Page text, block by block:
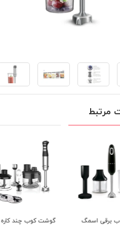
مرتبط
برقی اسمگ
گوشت کوب چند کاره